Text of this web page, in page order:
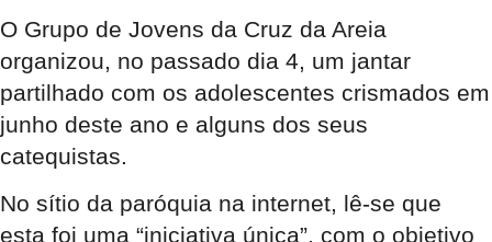
O Grupo de Jovens da Cruz da Areia
organizou, no passado dia 4, um jantar
partilhado com os adolescentes crismados em
junho deste ano e alguns dos seus
catequistas.
No sítio da paróquia na internet, lê-se que
esta foi uma “iniciativa única”, com o objetivo